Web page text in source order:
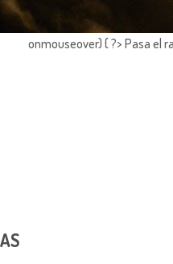
onmouseover) { ?> Pasa el